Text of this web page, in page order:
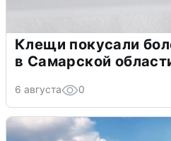
Клещи покусали
в Самарской
6 августа 0